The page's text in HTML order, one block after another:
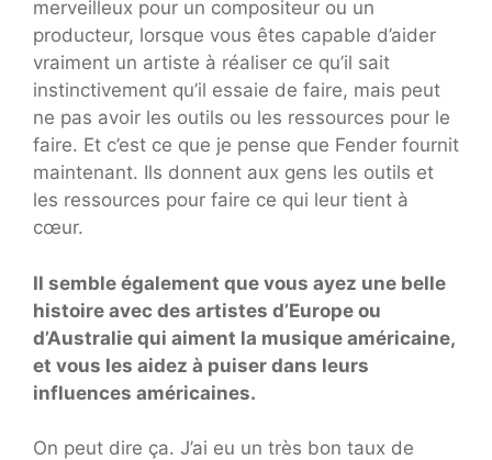
merveilleux pour un compositeur ou un
producteur, lorsque vous êtes capable d’aider
vraiment un artiste à réaliser ce qu’il sait
instinctivement qu’il essaie de faire, mais peut
ne pas avoir les outils ou les ressources pour le
faire. Et c’est ce que je pense que Fender fournit
maintenant. Ils donnent aux gens les outils et
les ressources pour faire ce qui leur tient à
cœur.
Il semble également que vous ayez une belle
histoire avec des artistes d’Europe ou
d’Australie qui aiment la musique américaine,
et vous les aidez à puiser dans leurs
influences américaines.
On peut dire ça. J’ai eu un très bon taux de